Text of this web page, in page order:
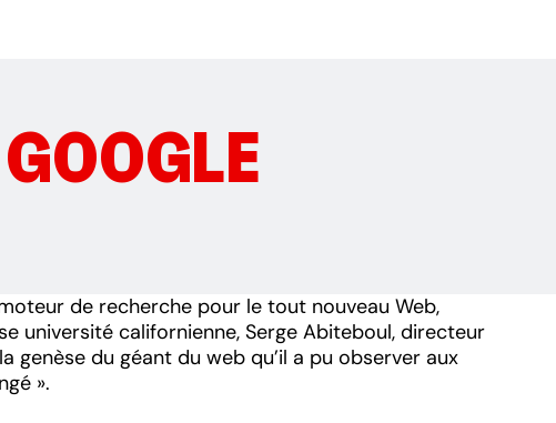
GOOGLE
de recherche pour le tout nouveau Web,
université californienne, Serge Abiteboul, directeur
genèse du géant du web qu’il a pu observer aux
».